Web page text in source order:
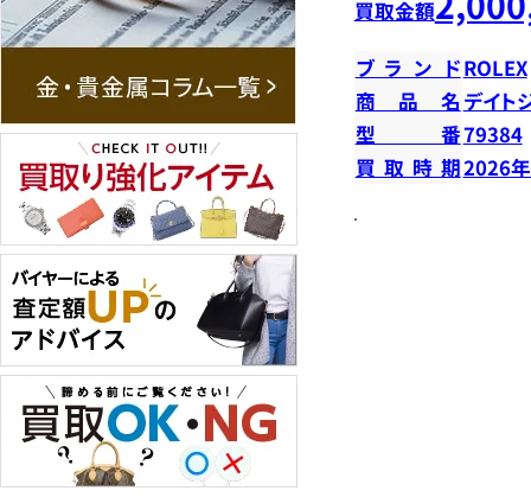
買取金額
ブランドROLEX
商品名 デイト
型番79384
買取時期2026